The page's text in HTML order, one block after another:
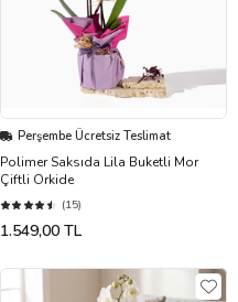
Perşembe Ücretsiz Teslimat
Polimer Saksıda Lila Buketli Mor
Çiftli Orkide
(15)
1.549,00 TL